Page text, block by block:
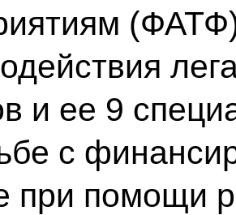
и ее 9
с
при помощи